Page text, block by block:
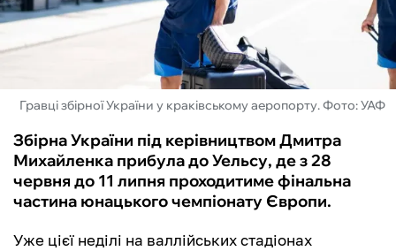
ІНШІ
БУКМЕКЕРИ
Гравці збірної України у краківському аеропорту. Фото: УАФ
Збірна України під керівництвом Дмитра
Михайленка прибула до Уельсу, де з 28
червня до 11 липня проходитиме фінальна
частина юнацького чемпіонату Європи.
Уже цієї неділі на валлійських стадіонах